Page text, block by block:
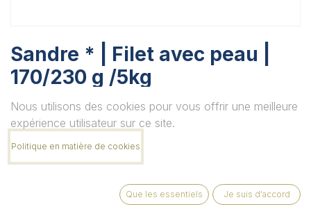
Sandre * | Filet avec peau |
170/230 g /5kg
Unité
Quantité
Nous utilisons des cookies pour vous offrir une meilleure
expérience utilisateur sur ce site.
Politique en matière de cookies
Que les essentiels Je suis d'accord